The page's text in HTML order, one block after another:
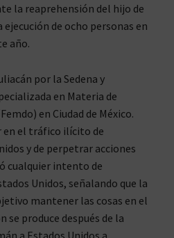
la reaprehensión del hijo de
ejecución de ocho personas en
año.
por la Sedena y
en Materia de
en Ciudad de México.
en el tráfico ilícito de
y de perpetrar acciones
cualquier intento de
Unidos, señalando que la
mantener las cosas en el
se produce después de la
a Estados Unidos a